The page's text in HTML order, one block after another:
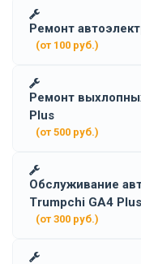
Ремонт
(от 100 руб.)
Ремонт
Plus
(от 500 руб.)
Обслуживание
Trumpchi GA4 Plus
(от 300 руб.)